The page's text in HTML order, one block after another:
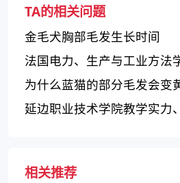
TA的相关问题
金毛犬胸部毛发生长时间
法国电力、生产与工业方法
为什么蓝猫的部分毛发会变
延边职业技术学院教学实力
相关推荐